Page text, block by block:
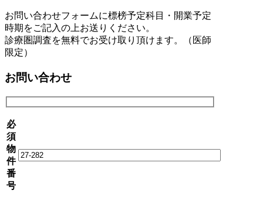
お問い合わせフォームに標榜予定科目・開業予定
時期をご記入の上お送りください。
診療圏調査を無料でお受け取り頂けます。（医師
限定）
お問い合わせ
必
須
物
件
番
号